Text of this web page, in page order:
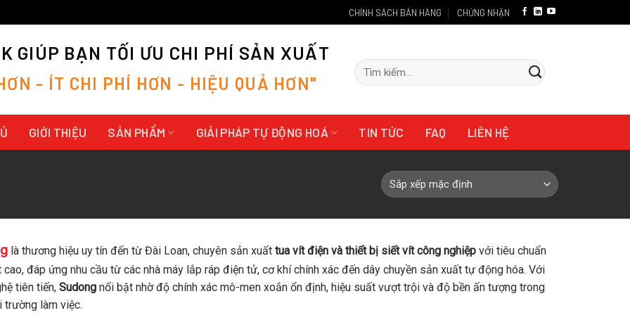
CHÍNH SÁCH BÁN HÀNG CHỨNG NHẬN
GIÚP BẠN TỐI ƯU CHI PHÍ SẢN XUẤT
ƠN - ÍT CHI PHÍ HƠN - HIỆU QUẢ HƠN"
Tìm
kiếm:
GIỚI THIỆU SẢN PHẨM GIẢI PHÁP TỰ ĐỘNG HOÁ TIN TỨC FAQ LIÊN HỆ
là thương hiệu uy tín đến từ Đài Loan, chuyên sản xuất tua vít điện và thiết bị siết vít công nghiệpvới tiêu chuẩn
cao, đáp ứng nhu cầu từ các nhà máy lắp ráp điện tử, cơ khí chính xác đến dây chuyền sản xuất tự động hóa. Với
tiên tiến, Sudongnổi bật nhờ độ chính xác mô-men xoắn ổn định, hiệu suất vượt trội và độ bền ấn tượng trong
trường làm việc.